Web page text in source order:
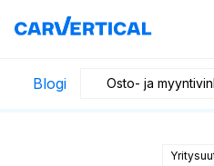
Blogi Osto- ja